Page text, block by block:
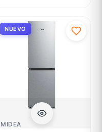
NUEVO
MIDEA